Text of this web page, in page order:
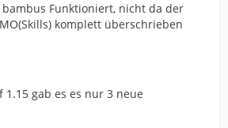
Funktioniert, nicht da der
komplett überschrieben
gab es es nur 3 neue